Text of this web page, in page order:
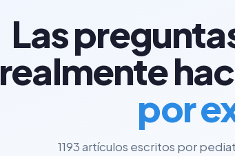
Las
realmente
por
1193 artículos escritos por